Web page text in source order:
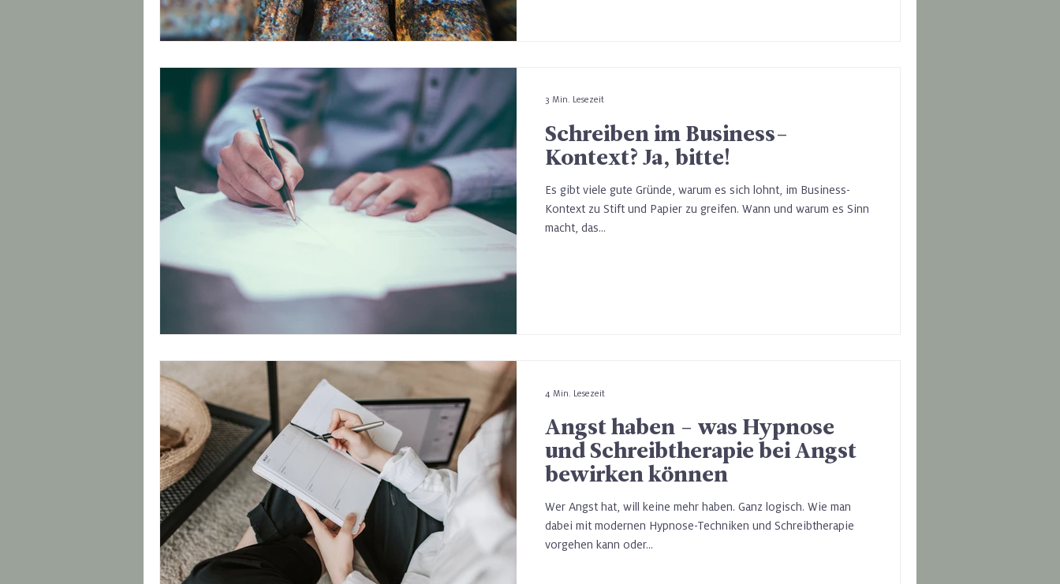
Schreiben im Business-
Kontext? Ja, bitte!
Es gibt viele gute Gründe, warum es sich lohnt, im Business-
Kontext zu Stift und Papier zu greifen. Wann und warum es Sinn
macht, das...
3 Min. Lesezeit
Angst haben - was Hypnose
und Schreibtherapie bei Angst
bewirken können
Wer Angst hat, will keine mehr haben. Ganz logisch. Wie man
dabei mit modernen Hypnose-Techniken und Schreibtherapie
vorgehen kann oder...
4 Min. Lesezeit